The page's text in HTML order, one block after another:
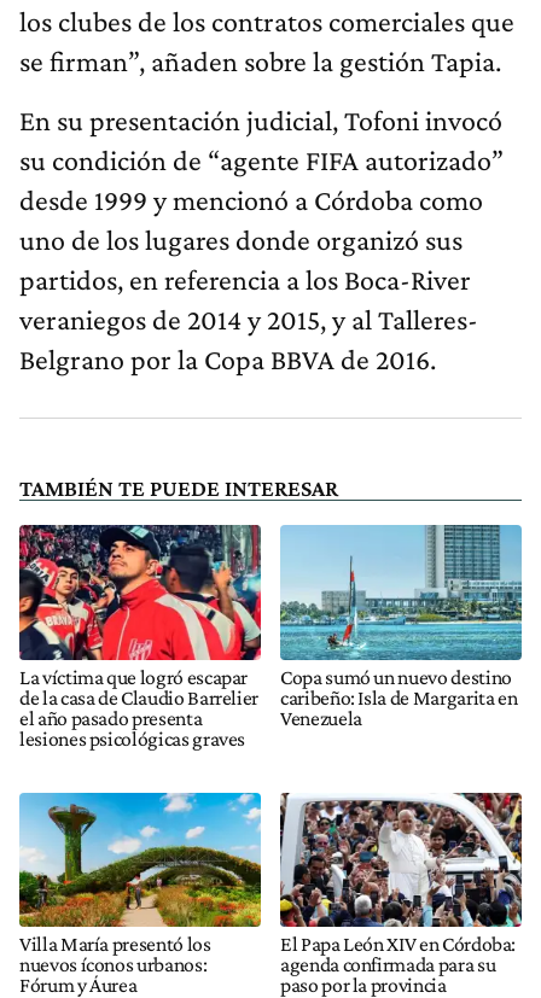
los clubes de los contratos comerciales que
se firman”, añaden sobre la gestión Tapia.
En su presentación judicial, Tofoni invocó
su condición de “agente FIFA autorizado”
desde 1999 y mencionó a Córdoba como
uno de los lugares donde organizó sus
partidos, en referencia a los Boca-River
veraniegos de 2014 y 2015, y al Talleres-
Belgrano por la Copa BBVA de 2016.
TAMBIÉN TE PUEDE INTERESAR
La víctima que logró escapar
de la casa de Claudio Barrelier
el año pasado presenta
lesiones psicológicas graves
Copa sumó un nuevo destino
caribeño: Isla de Margarita en
Venezuela
Villa María presentó los
nuevos íconos urbanos:
Fórum y Áurea
El Papa León XIV en Córdoba:
agenda confirmada para su
paso por la provincia